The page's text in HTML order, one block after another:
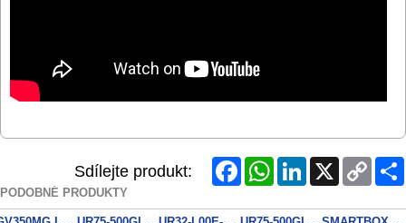
Sdílejte produkt: FacebookWhatsAppLinkedIn
Copy
Link
PODOBNÉ PRODUKTY